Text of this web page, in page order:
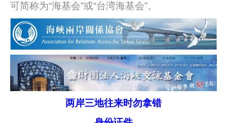
可简称为“海基会”或“台湾海基会”。
两岸三地往来时勿拿错